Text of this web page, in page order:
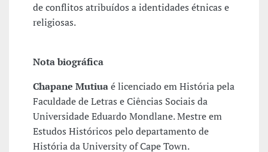
de conflitos atribuídos a identidades étnicas e
religiosas.
Nota biográfica
Chapane Mutiuaé licenciado em História pela
Faculdade de Letras e Ciências Sociais da
Universidade Eduardo Mondlane. Mestre em
Estudos Históricos pelo departamento de
História da University of Cape Town.